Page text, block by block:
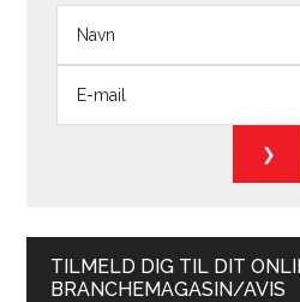
TILMELD DIG TIL DIT
BRANCHEMAGASIN/AVIS